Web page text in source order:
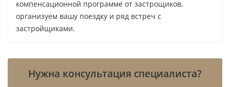
Business Bay, а с частными адресами и
островными форматами, включаяPalm Jumeirah
аудитория и логика владения у них различаются.
Риски покупки: вид, расходы и
ограниченный круг арендаторов
компенсационной программе от застрощиков,
организуем вашу поездку и ряд встреч с
застройщиками.
Нужна консультация специалиста?